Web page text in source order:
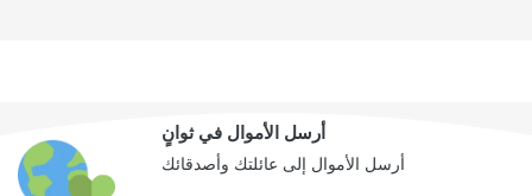
أرسل الأموال في ثوانٍ
أرسل الأموال إلى عائلتك وأصدقائك